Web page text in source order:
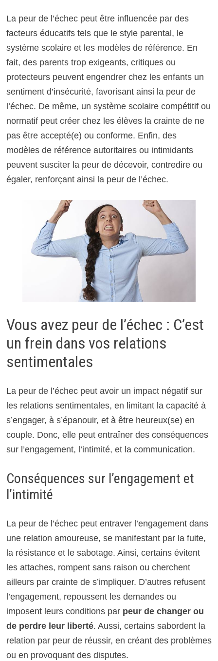
La peur de l’échec peut être influencée par des
facteurs éducatifs tels que le style parental, le
système scolaire et les modèles de référence. En
fait, des parents trop exigeants, critiques ou
protecteurs peuvent engendrer chez les enfants un
sentiment d’insécurité, favorisant ainsi la peur de
l’échec. De même, un système scolaire compétitif ou
normatif peut créer chez les élèves la crainte de ne
pas être accepté(e) ou conforme. Enfin, des
modèles de référence autoritaires ou intimidants
peuvent susciter la peur de décevoir, contredire ou
égaler, renforçant ainsi la peur de l’échec.
Vous avez peur de l’échec : C’est
un frein dans vos relations
sentimentales
La peur de l’échec peut avoir un impact négatif sur
les relations sentimentales, en limitant la capacité à
s’engager, à s’épanouir, et à être heureux(se) en
couple. Donc, elle peut entraîner des conséquences
sur l’engagement, l’intimité, et la communication.
Conséquences sur l’engagement et
l’intimité
La peur de l’échec peut entraver l’engagement dans
une relation amoureuse, se manifestant par la fuite,
la résistance et le sabotage. Ainsi, certains évitent
les attaches, rompent sans raison ou cherchent
ailleurs par crainte de s’impliquer. D’autres refusent
l’engagement, repoussent les demandes ou
imposent leurs conditions par peur de changer ou
de perdre leur liberté. Aussi, certains sabordent la
relation par peur de réussir, en créant des problèmes
ou en provoquant des disputes.